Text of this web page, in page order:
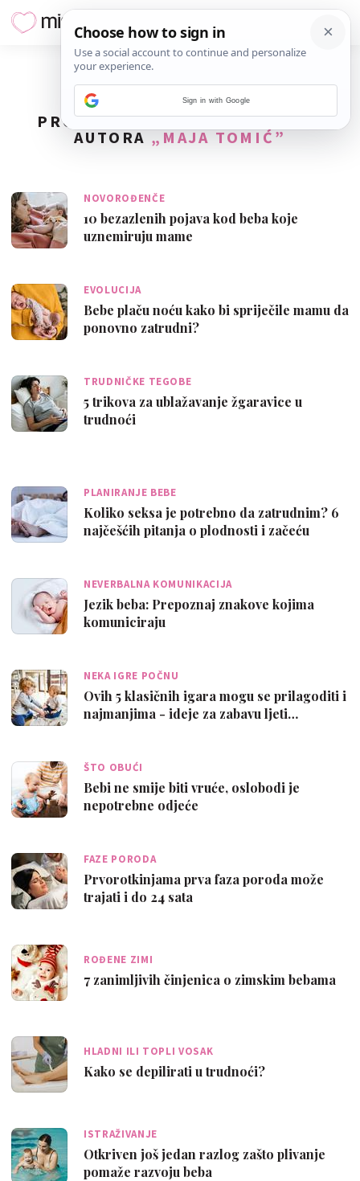
PRONAĐENO249REZULTATA ZA
AUTORA„MAJA TOMIĆ”
NOVOROĐENČE
10 bezazlenih pojava kod beba koje
uznemiruju mame
EVOLUCIJA
Bebe plaču noću kako bi spriječile mamu da
ponovno zatrudni?
TRUDNIČKE TEGOBE
5 trikova za ublažavanje žgaravice u
trudnoći
PLANIRANJE BEBE
Koliko seksa je potrebno da zatrudnim? 6
najčešćih pitanja o plodnosti i začeću
NEVERBALNA KOMUNIKACIJA
Jezik beba: Prepoznaj znakove kojima
komuniciraju
NEKA IGRE POČNU
Ovih 5 klasičnih igara mogu se prilagoditi i
najmanjima - ideje za zabavu ljeti…
ŠTO OBUĆI
Bebi ne smije biti vruće, oslobodi je
nepotrebne odjeće
FAZE PORODA
Prvorotkinjama prva faza poroda može
trajati i do 24 sata
ROĐENE ZIMI
7 zanimljivih činjenica o zimskim bebama
HLADNI ILI TOPLI VOSAK
Kako se depilirati u trudnoći?
ISTRAŽIVANJE
Otkriven još jedan razlog zašto plivanje
pomaže razvoju beba
Sign in with Google